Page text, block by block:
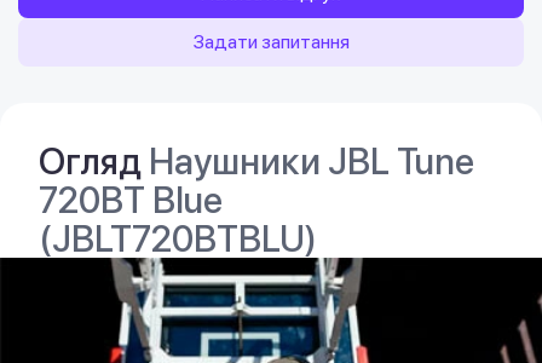
Задати запитання
Огляд Наушники JBL Tune
720BT Blue
(JBLT720BTBLU)